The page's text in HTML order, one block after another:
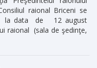
raional Briceni se
la data de 12 august
raional (sala de şedinţe,